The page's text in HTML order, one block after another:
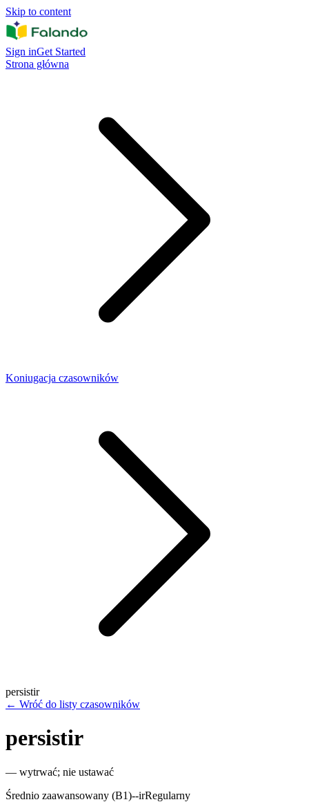
Skip to content
Sign inGet Started
Strona główna
Koniugacja czasowników
persistir
← Wróć do listy czasowników
persistir
— wytrwać; nie ustawać
Średnio zaawansowany (B1)--irRegularny